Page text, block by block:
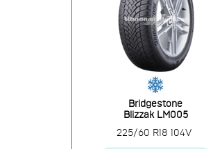
Bridgestone
Blizzak LM005
225/60 R18 104V